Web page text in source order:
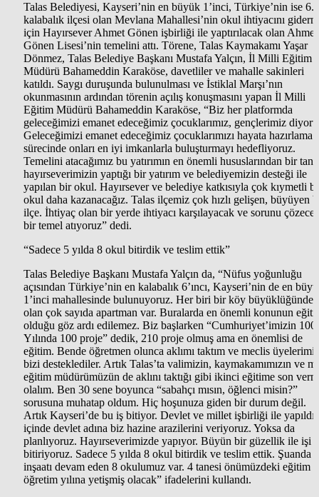
Talas Belediyesi, Kayseri’nin en büyük 1’inci, Türkiye’nin ise 6.
kalabalık ilçesi olan Mevlana Mahallesi’nin okul ihtiyacını
için Hayırsever Ahmet Gönen işbirliği ile yaptırılacak olan Ahmet
Gönen Lisesi’nin temelini attı. Törene, Talas Kaymakamı Yaşar
Dönmez, Talas Belediye Başkanı Mustafa Yalçın, İl Milli Eğitim
Müdürü Bahameddin Karaköse, davetliler ve mahalle sakinleri
katıldı. Saygı duruşunda bulunulması ve İstiklal Marşı’nın
okunmasının ardından törenin açılış konuşmasını yapan İl Milli
Eğitim Müdürü Bahameddin Karaköse, “Biz her platformda
geleceğimizi emanet edeceğimiz çocuklarımız, gençlerimiz
Geleceğimizi emanet edeceğimiz çocuklarımızı hayata hazırlama
sürecinde onları en iyi imkanlarla buluşturmayı hedefliyoruz.
Temelini atacağımız bu yatırımın en önemli hususlarından bir
hayırseverimizin yaptığı bir yatırım ve belediyemizin desteği ile
yapılan bir okul. Hayırsever ve belediye katkısıyla çok kıymetli
okul daha kazanacağız. Talas ilçemiz çok hızlı gelişen, büyüyen
ilçe. İhtiyaç olan bir yerde ihtiyacı karşılayacak ve sorunu
bir temel atıyoruz” dedi.
“Sadece 5 yılda 8 okul bitirdik ve teslim ettik”
Talas Belediye Başkanı Mustafa Yalçın da, “Nüfus yoğunluğu
açısından Türkiye’nin en kalabalık 6’ıncı, Kayseri’nin de en
1’inci mahallesinde bulunuyoruz. Her biri bir köy büyüklüğünde
olan çok sayıda apartman var. Buralarda en önemli konunun
olduğu göz ardı edilemez. Biz başlarken “Cumhuriyet’imizin 100.
Yılında 100 proje” dedik, 210 proje olmuş ama en önemlisi de
eğitim. Bende öğretmen olunca aklımı taktım ve meclis
bizi desteklediler. Artık Talas’ta valimizin, kaymakamımızın ve
eğitim müdürümüzün de aklını taktığı gibi ikinci eğitime son
olalım. Ben 30 sene boyunca “sabahçı mısın, öğlenci misin?”
sorusuna muhatap oldum. Hiç hoşunuza giden bir durum değil.
Artık Kayseri’de bu iş bitiyor. Devlet ve millet işbirliği ile
içinde devlet adına biz hazine arazilerini veriyoruz. Yoksa da
planlıyoruz. Hayırseverimizde yapıyor. Büyün bir güzellik ile işi
bitiriyoruz. Sadece 5 yılda 8 okul bitirdik ve teslim ettik. Şuanda
inşaatı devam eden 8 okulumuz var. 4 tanesi önümüzdeki eğitim
öğretim yılına yetişmiş olacak” ifadelerini kullandı.